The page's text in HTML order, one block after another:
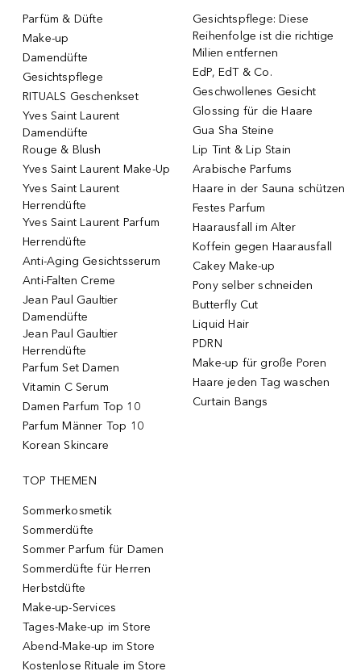
Parfüm & Düfte
Make-up
Damendüfte
Gesichtspflege
RITUALS Geschenkset
Yves Saint Laurent
Damendüfte
Rouge & Blush
Yves Saint Laurent Make-Up
Yves Saint Laurent
Herrendüfte
Yves Saint Laurent Parfum
Herrendüfte
Anti-Aging Gesichtsserum
Anti-Falten Creme
Jean Paul Gaultier
Damendüfte
Jean Paul Gaultier
Herrendüfte
Parfum Set Damen
Vitamin C Serum
Damen Parfum Top 10
Parfum Männer Top 10
Korean Skincare
Gesichtspflege: Diese
Reihenfolge ist die richtige
Milien entfernen
EdP, EdT & Co.
Geschwollenes Gesicht
Glossing für die Haare
Gua Sha Steine
Lip Tint & Lip Stain
Arabische Parfums
Haare in der Sauna schützen
Festes Parfum
Haarausfall im Alter
Koffein gegen Haarausfall
Cakey Make-up
Pony selber schneiden
Butterfly Cut
Liquid Hair
PDRN
Make-up für große Poren
Haare jeden Tag waschen
Curtain Bangs
TOP THEMEN
Sommerkosmetik
Sommerdüfte
Sommer Parfum für Damen
Sommerdüfte für Herren
Herbstdüfte
Make-up-Services
Tages-Make-up im Store
Abend-Make-up im Store
Kostenlose Rituale im Store